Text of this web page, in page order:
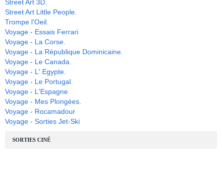
Street Art 3D.
Street Art Little People.
Trompe l'Oeil.
Voyage - Essais Ferrari
Voyage - La Corse.
Voyage - La République Dominicaine.
Voyage - Le Canada.
Voyage - L' Egypte.
Voyage - Le Portugal.
Voyage - L'Espagne
Voyage - Mes Plongées.
Voyage - Rocamadour
Voyage - Sorties Jet-Ski
SORTIES CINÉ